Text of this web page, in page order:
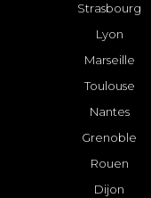
Strasbourg
Lyon
Marseille
Toulouse
Nantes
Grenoble
Rouen
Dijon